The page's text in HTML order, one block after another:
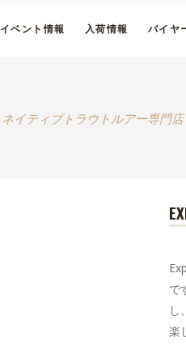
イベント情報 入荷情報 バイヤ
ネイティブトラウトルアー専門
で
し
楽